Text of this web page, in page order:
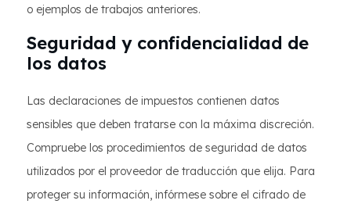
o ejemplos de trabajos anteriores.
Seguridad y confidencialidad de
los datos
Las declaraciones de impuestos contienen datos
sensibles que deben tratarse con la máxima discreción.
Compruebe los procedimientos de seguridad de datos
utilizados por el proveedor de traducción que elija. Para
proteger su información, infórmese sobre el cifrado de